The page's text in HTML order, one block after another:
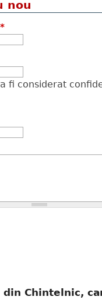
nou
*
fi considerat
Chintelnic,